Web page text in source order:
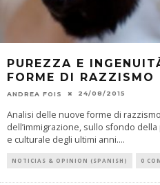
PUREZZA E
FORME DI RAZZISMO
ANDREA FOIS 24/08/2015
Analisi delle nuove forme di
dell’immigrazione, sullo sfondo
e culturale degli ultimi anni....
NOTICIAS & OPINION (SPANISH) 0